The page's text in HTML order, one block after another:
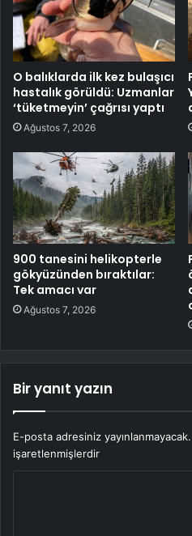
O balıklarda ilk kez bulaşıcı
hastalık görüldü: Uzmanlar
‘tüketmeyin’ çağrısı yaptı
Ağustos 7, 2026
900 tanesini helikopterle
gökyüzünden bıraktılar:
Tek amacı var
Ağustos 7, 2026
Bir yanıt yazın
E-posta adresiniz yayınlanmayacak.
işaretlenmişlerdir